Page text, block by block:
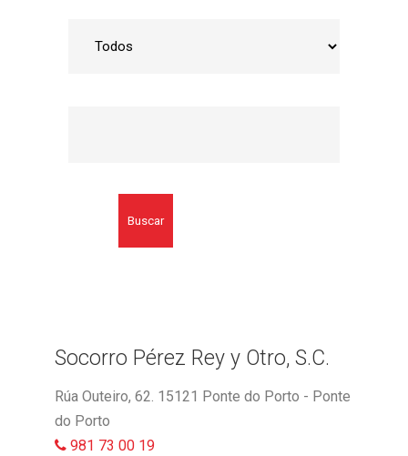
Buscar
Socorro Pérez Rey y Otro, S.C.
Rúa Outeiro, 62. 15121 Ponte do Porto - Ponte
do Porto
981 73 00 19